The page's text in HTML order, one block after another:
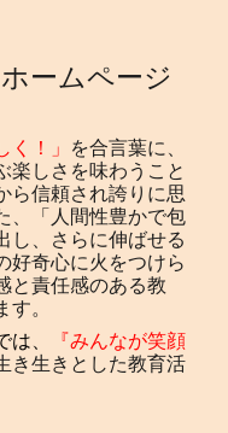
ームページ
！」 を合言葉に、
楽しさを味わうこと
ら信頼され誇りに思
、「人間性豊かで包
し、さらに伸ばせる
好奇心に火をつけら
と責任感のある教
。
、
『みんなが笑顔
き生きとした教育活